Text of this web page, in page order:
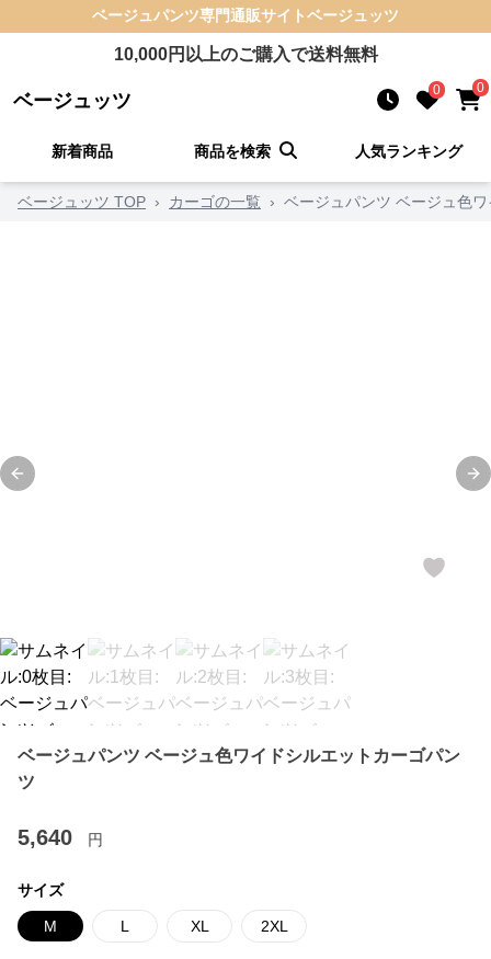
ベージュパンツ専門通販サイトベージュッツ
10,000円以上のご購入で送料無料
ベージュッツ 0 0
新着商品 商品を検索 人気ランキング
ベージュッツ TOP › カーゴの一覧 › ベージュパンツ ベージュ色
Previous slide
ベージュパンツ ベージュ色ワイドシルエットカーゴパン
ツ
5,640 円
サイズ
M L XL 2XL